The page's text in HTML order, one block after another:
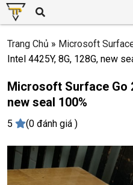
Trang Chủ » Microsoft
Intel 4425Y, 8G, 128G, new
Microsoft Surface Go
new seal 100%
5 (0 đánh giá )